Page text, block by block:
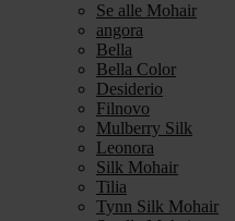
Se alle Mohair
angora
Bella
Bella Color
Desiderio
Filnovo
Mulberry Silk
Leonora
Silk Mohair
Tilia
Tynn Silk Mohair